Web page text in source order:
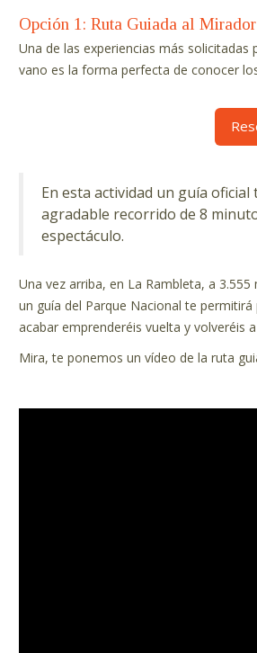
Opción 1: Ruta Guiada al
Una de las experiencias más
vano es la forma perfecta de conocer
En esta actividad un guía
agradable recorrido de 8
espectáculo.
Una vez arriba, en La Rambleta, a
un guía del Parque Nacional te
acabar emprenderéis vuelta y volveréis
Mira, te ponemos un vídeo de la ruta